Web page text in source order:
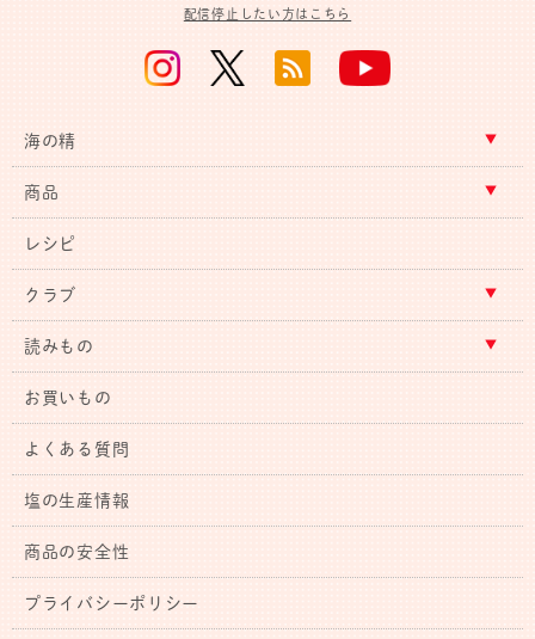
配信停止したい方はこちら
海の精
商品
レシピ
クラブ
読みもの
お買いもの
よくある質問
塩の生産情報
商品の安全性
プライバシーポリシー